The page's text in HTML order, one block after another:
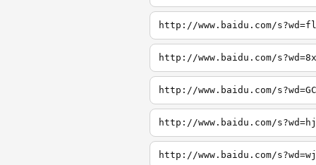
http://www.baidu.com/
http://www.baidu.com/
http://www.baidu.com/
http://www.baidu.com/
http://www.baidu.com/